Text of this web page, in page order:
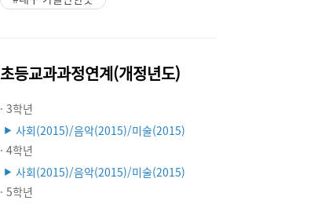
초등교과과정연계(개정년도)
· 3학년
▶ 사회(2015)/음악(2015)/미술(2015)
· 4학년
▶ 사회(2015)/음악(2015)/미술(2015)
· 5학년